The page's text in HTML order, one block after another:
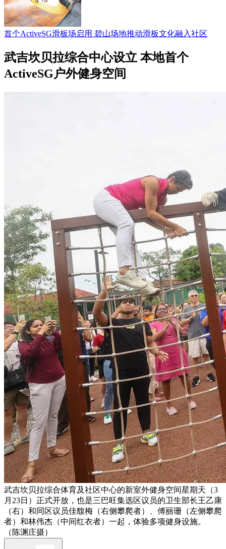
首个ActiveSG滑板场启用 碧山场地推动滑板文化融入社区
武吉坎贝拉综合中心设立 本地首个
ActiveSG户外健身空间
武吉坎贝拉综合体育及社区中心的新室外健身空间星期天（3
月23日）正式开放，也是三巴旺集选区议员的卫生部长王乙康
（右）和同区议员佳馥梅（右侧攀爬者）、傅丽珊（左侧攀爬
者）和林伟杰（中间红衣者）一起，体验多项健身设施。
（陈渊庄摄）